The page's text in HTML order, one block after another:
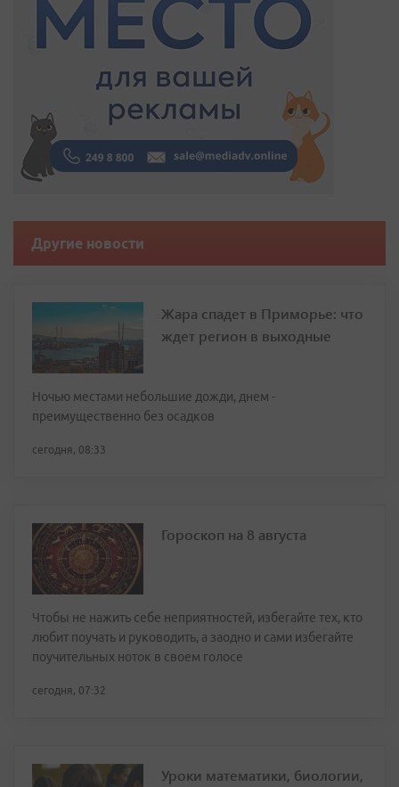
Другие новости
Жара спадет в Приморье: что
ждет регион в выходные
Ночью местами небольшие дожди, днем -
преимущественно без осадков
сегодня, 08:33
Гороскоп на 8 августа
Чтобы не нажить себе неприятностей, избегайте тех, кто
любит поучать и руководить, а заодно и сами избегайте
поучительных ноток в своем голосе
сегодня, 07:32
Уроки математики, биологии,